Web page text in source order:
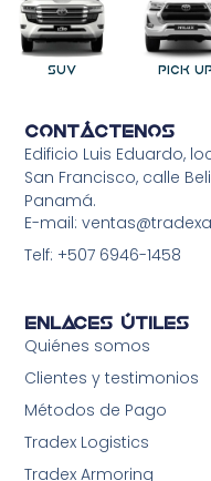
SUV Pick
Enlaces Útiles
Quiénes somos
Clientes y testimonios
Métodos de Pago
Tradex Logistics
Tradex Armoring
Contáctenos
Edificio Luis Eduardo,
San Francisco, calle
Panamá.
E-mail:
Telf: +507 6946-1458